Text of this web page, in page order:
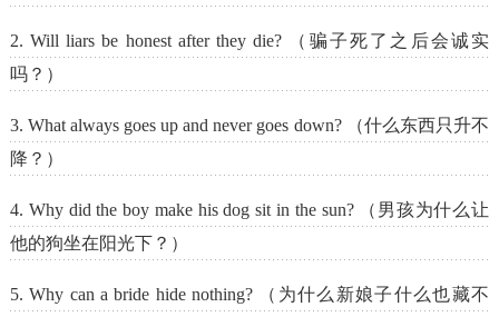
2. Will liars be honest after they die? （骗子死了之后会诚实
吗？）
3. What always goes up and never goes down? （什么东西只升不
降？）
4. Why did the boy make his dog sit in the sun? （男孩为什么让
他的狗坐在阳光下？）
5. Why can a bride hide nothing? （为什么新娘子什么也藏不